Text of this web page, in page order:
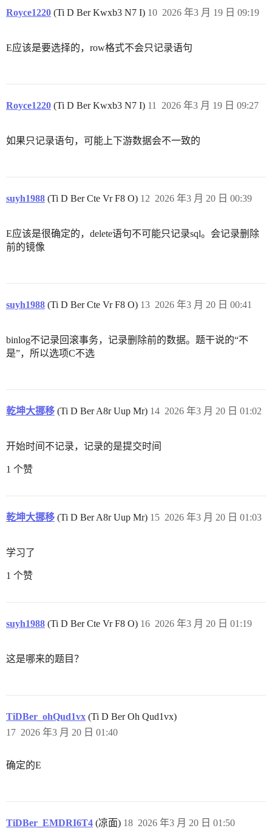
Royce1220 (Ti D Ber Kwxb3 N7 I) 2026 年3 月 19 日 09:19
10
E应该是要选择的，row格式不会只记录语句
Royce1220 (Ti D Ber Kwxb3 N7 I) 2026 年3 月 19 日 09:27
11
如果只记录语句，可能上下游数据会不一致的
suyh1988 (Ti D Ber Cte Vr F8 O) 2026 年3 月 20 日 00:39
12
E应该是很确定的，delete语句不可能只记录sql。会记录删除
前的镜像
suyh1988 (Ti D Ber Cte Vr F8 O) 2026 年3 月 20 日 00:41
13
binlog不记录回滚事务，记录删除前的数据。题干说的“不
是”，所以选项C不选
乾坤大挪移 (Ti D Ber A8r Uup Mr) 2026 年3 月 20 日 01:02
14
开始时间不记录，记录的是提交时间
1 个赞
乾坤大挪移 (Ti D Ber A8r Uup Mr) 2026 年3 月 20 日 01:03
15
学习了
1 个赞
suyh1988 (Ti D Ber Cte Vr F8 O) 2026 年3 月 20 日 01:19
16
这是哪来的题目？
TiDBer_ohQud1vx (Ti D Ber Oh Qud1vx)
2026 年3 月 20 日 01:40
17
确定的E
TiDBer_EMDRI6T4 (凉面) 2026 年3 月 20 日 01:50
18